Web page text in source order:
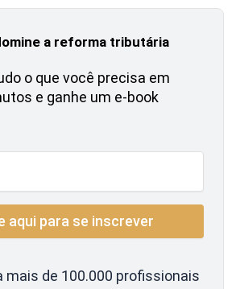
a reforma tributária
o que você precisa em
e ganhe um e-book
mais de 100.000 profissionais